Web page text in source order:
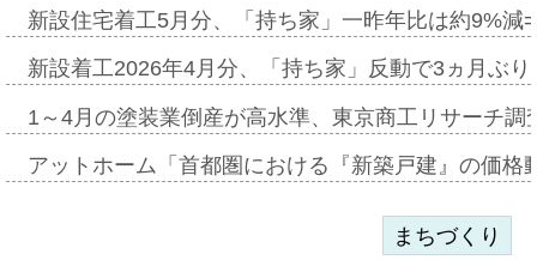
新設住宅着工5月分、「持ち家」一昨年比は約9%
新設着工2026年4月分、「持ち家」反動で3ヵ月ぶ
1～4月の塗装業倒産が高水準、東京商工リサーチ
アットホーム「首都圏における『新築戸建』の価
まちづくり